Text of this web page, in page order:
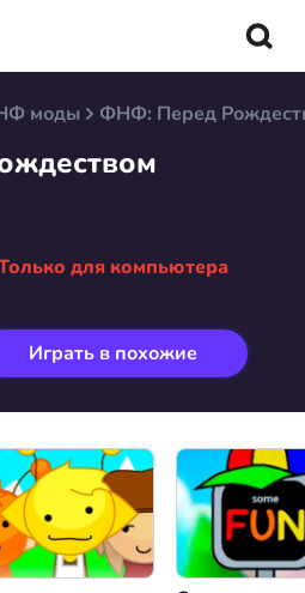
моды ФНФ: Перед
для компьютера
Играть в похожие